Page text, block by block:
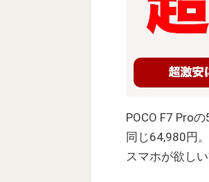
POCO F7 Pro
同じ64,980円
スマホが欲し